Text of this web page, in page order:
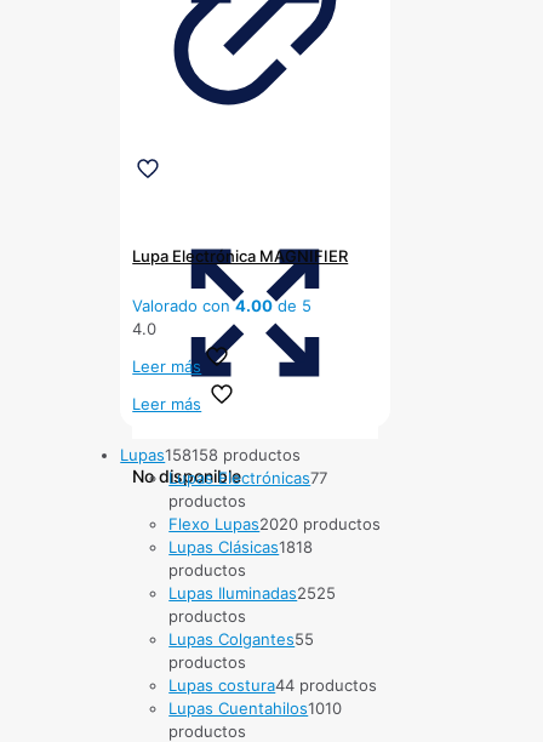
No disponible
Lupa Electrónica MAGNIFIER
Valorado con4.00de 5
4.0
Leer más
Leer más
Lupas158158 productos
Lupas Electrónicas77
productos
Flexo Lupas2020 productos
Lupas Clásicas1818
productos
Lupas Iluminadas2525
productos
Lupas Colgantes55
productos
Lupas costura44 productos
Lupas Cuentahilos1010
productos